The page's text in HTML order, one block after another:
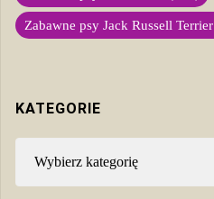
Zabawne psy Jack Russell Terrier
KATEGORIE